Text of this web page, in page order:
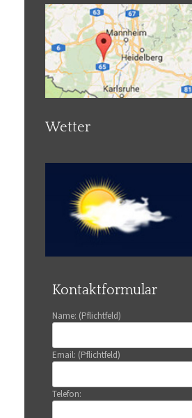
Wetter
Kontaktformular
Name: (Pflichtfeld)
Email: (Pflichtfeld)
Telefon: